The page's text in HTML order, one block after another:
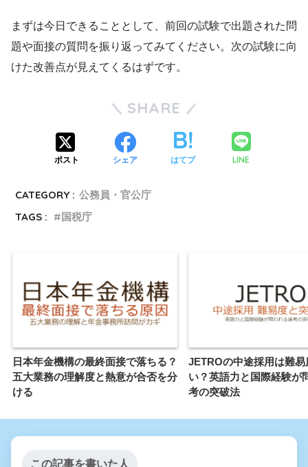
まずは今日できることとして、前回の試験で出題された問
題や面接の質問を振り返ってみてください。次の試験に向
けた改善点が見えてくるはずです。
SHARE
ポスト シェア はてブ LINE
CATEGORY : 公務員・官公庁
TAGS :
国税庁
日本年金機構の最終面接で落ちる？
五大業務の理解度と熱意が合否を分
ける
JETROの中途採用は難易
い？英語力と国際経験が
考の突破法
この記事を書いた人